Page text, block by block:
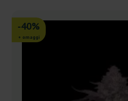
-40%
+ omaggi